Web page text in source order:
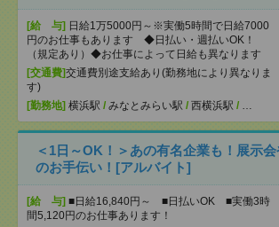
[給 与] 日給1万5000円～※実働5時間で日給7000
円のお仕事もあります ◆日払い・週払いOK！
（規定あり）◆お仕事によって日給も異なります
[交通費]交通費別途支給あり(勤務地により異なりま
す)
[勤務地] 横浜駅 / みなとみらい駅 / 西横浜駅 / …
＜1日～OK！＞あの有名企業も！展示
のお手伝い！[アルバイト]
[給 与] ■日給16,840円～ ■日払いOK ■実働3時
間5,120円のお仕事あります！